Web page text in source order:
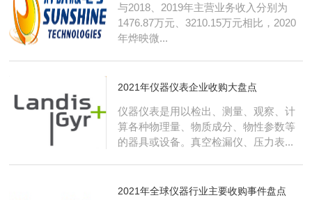
与2018、2019年主营业务收入分别为
1476.87万元、3210.15万元相比，2020
年烨映微...
2021年仪器仪表企业收购大盘点
仪器仪表是用以检出、测量、观察、计
算各种物理量、物质成分、物性参数等
的器具或设备。真空检漏仪、压力表...
2021年全球仪器行业主要收购事件盘点